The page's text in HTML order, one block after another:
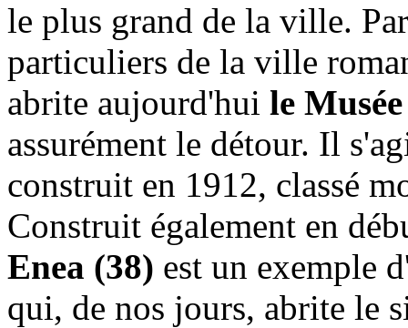
le plus grand de la ville.
particuliers de la ville
abrite aujourd'hui le
assurément le détour. Il
construit en 1912, classé
Construit également en
Enea (38) est un exemple
qui, de nos jours, abrite le